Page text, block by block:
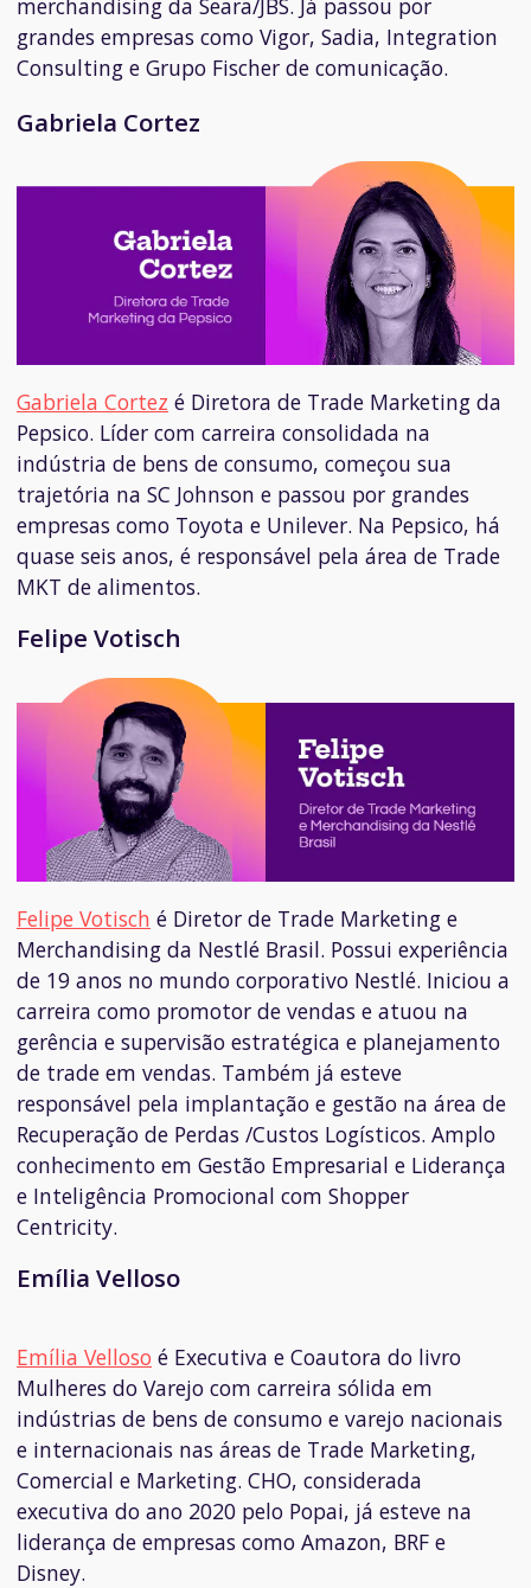
grandes empresas como Vigor, Sadia, Integration
Consulting e Grupo Fischer de comunicação.
Gabriela Cortez
Gabriela Cortez é Diretora de Trade Marketing da
Pepsico. Líder com carreira consolidada na
indústria de bens de consumo, começou sua
trajetória na SC Johnson e passou por grandes
empresas como Toyota e Unilever. Na Pepsico, há
quase seis anos, é responsável pela área de Trade
MKT de alimentos.
Felipe Votisch
Felipe Votisch é Diretor de Trade Marketing e
Merchandising da Nestlé Brasil. Possui experiência
de 19 anos no mundo corporativo Nestlé. Iniciou a
carreira como promotor de vendas e atuou na
gerência e supervisão estratégica e planejamento
de trade em vendas. Também já esteve
responsável pela implantação e gestão na área de
Recuperação de Perdas /Custos Logísticos. Amplo
conhecimento em Gestão Empresarial e Liderança
e Inteligência Promocional com Shopper
Centricity.
Emília Velloso
Emília Velloso é Executiva e Coautora do livro
Mulheres do Varejo com carreira sólida em
indústrias de bens de consumo e varejo nacionais
e internacionais nas áreas de Trade Marketing,
Comercial e Marketing. CHO, considerada
executiva do ano 2020 pelo Popai, já esteve na
liderança de empresas como Amazon, BRF e
Disney.